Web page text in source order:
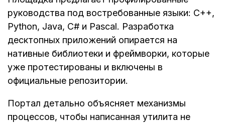
руководства под востребованные языки: C++,
Python, Java, C# и Pascal. Разработка
десктопных приложений опирается на
нативные библиотеки и фреймворки, которые
уже протестированы и включены в
официальные репозитории.
Портал детально объясняет механизмы
процессов, чтобы написанная утилита не